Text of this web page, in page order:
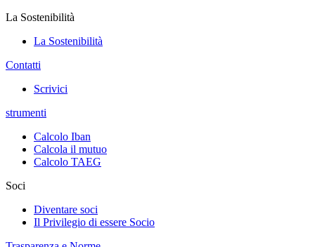
La Sostenibilità
La Sostenibilità
Contatti
Scrivici
strumenti
Calcolo Iban
Calcola il mutuo
Calcolo TAEG
Soci
Diventare soci
Il Privilegio di essere Socio